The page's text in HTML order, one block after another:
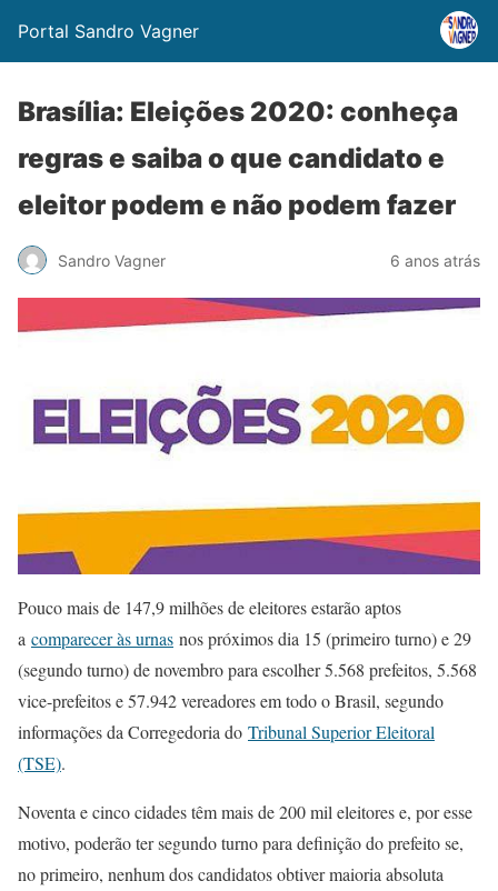
Portal Sandro Vagner
Brasília: Eleições 2020: conheça
regras e saiba o que candidato e
eleitor podem e não podem fazer
Sandro Vagner 6 anos atrás
Pouco mais de 147,9 milhões de eleitores estarão aptos
a comparecer às urnas nos próximos dia 15 (primeiro turno) e 29
(segundo turno) de novembro para escolher 5.568 prefeitos, 5.568
vice-prefeitos e 57.942 vereadores em todo o Brasil, segundo
informações da Corregedoria do Tribunal Superior Eleitoral
(TSE).
Noventa e cinco cidades têm mais de 200 mil eleitores e, por esse
motivo, poderão ter segundo turno para definição do prefeito se,
no primeiro, nenhum dos candidatos obtiver maioria absoluta